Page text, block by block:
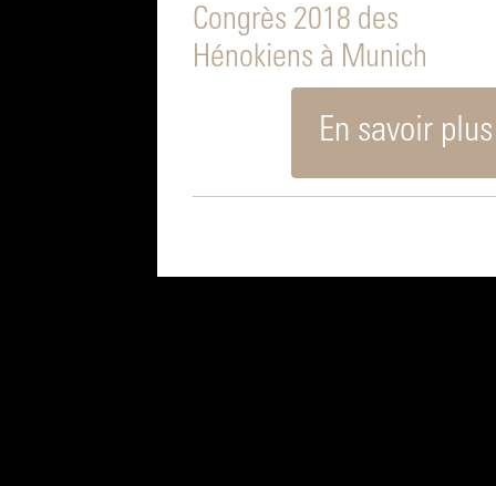
Congrès 2018 des
Hénokiens à Munich
En savoir plus